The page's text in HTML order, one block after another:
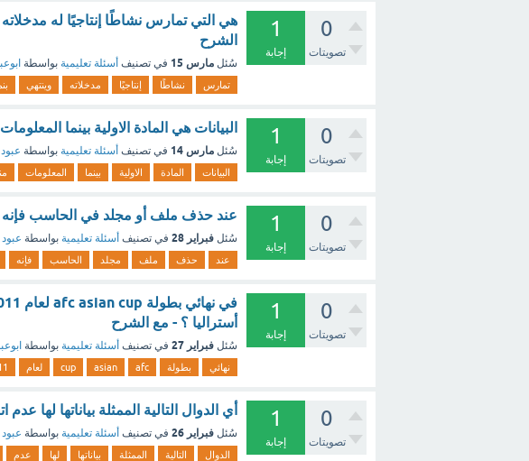
0
تصويتات
1
إجابة
هي التي تمارس نشاطًا إنتاجيًا له
الشرح
سُئل مارس 15 في تصنيف أسئلة تعليمية بواسطة
تمارس نشاطًا إنتاجيًا مدخلاته وينتهي
0
تصويتات
1
إجابة
البيانات هي المادة الاولية بينما
سُئل مارس 14 في تصنيف أسئلة تعليمية بواسطة عبود
البيانات المادة الاولية بينما المعلومات
0
تصويتات
1
إجابة
عند حذف ملف أو مجلد في الحاسب
سُئل فبراير 28 في تصنيف أسئلة تعليمية بواسطة عبود
عند حذف ملف مجلد الحاسب فإنه
0
تصويتات
1
إجابة
أستراليا ؟ - مع الشرح
سُئل فبراير 27 في تصنيف أسئلة تعليمية بواسطة
نهائي بطولة afc
asian
cup لعام
0
تصويتات
1
إجابة
أي الدوال التالية الممثلة بياناتها لها
سُئل فبراير 26 في تصنيف أسئلة تعليمية بواسطة عبود
الدوال التالية الممثلة بياناتها لها عدم